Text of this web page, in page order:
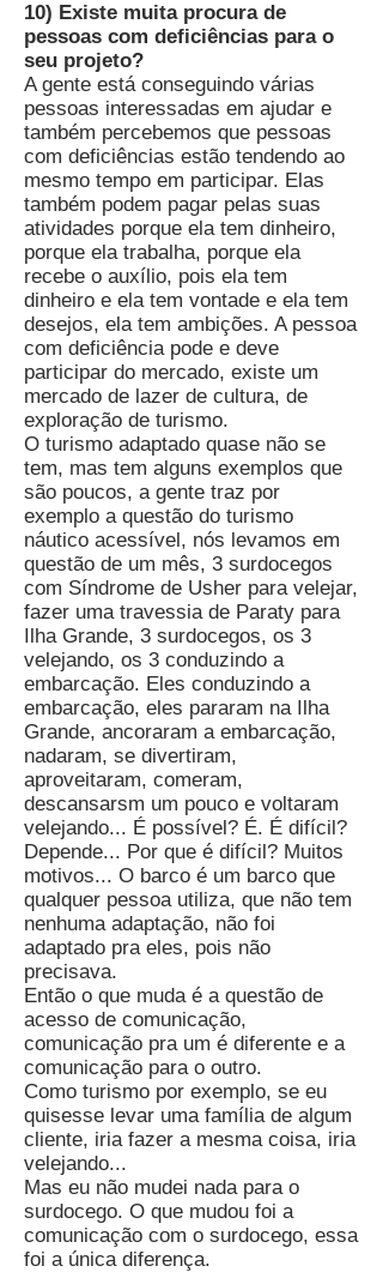
10) Existe muita procura de
pessoas com deficiências para o
seu projeto?
A gente está conseguindo várias
pessoas interessadas em ajudar e
também percebemos que pessoas
com deficiências estão tendendo ao
mesmo tempo em participar. Elas
também podem pagar pelas suas
atividades porque ela tem dinheiro,
porque ela trabalha, porque ela
recebe o auxílio, pois ela tem
dinheiro e ela tem vontade e ela tem
desejos, ela tem ambições. A pessoa
com deficiência pode e deve
participar do mercado, existe um
mercado de lazer de cultura, de
exploração de turismo.
O turismo adaptado quase não se
tem, mas tem alguns exemplos que
são poucos, a gente traz por
exemplo a questão do turismo
náutico acessível, nós levamos em
questão de um mês, 3 surdocegos
com Síndrome de Usher para velejar,
fazer uma travessia de Paraty para
Ilha Grande, 3 surdocegos, os 3
velejando, os 3 conduzindo a
embarcação. Eles conduzindo a
embarcação, eles pararam na Ilha
Grande, ancoraram a embarcação,
nadaram, se divertiram,
aproveitaram, comeram,
descansarsm um pouco e voltaram
velejando... É possível? É. É difícil?
Depende... Por que é difícil? Muitos
motivos... O barco é um barco que
qualquer pessoa utiliza, que não tem
nenhuma adaptação, não foi
adaptado pra eles, pois não
precisava.
Então o que muda é a questão de
acesso de comunicação,
comunicação pra um é diferente e a
comunicação para o outro.
Como turismo por exemplo, se eu
quisesse levar uma família de algum
cliente, iria fazer a mesma coisa, iria
velejando...
Mas eu não mudei nada para o
surdocego. O que mudou foi a
comunicação com o surdocego, essa
foi a única diferença.